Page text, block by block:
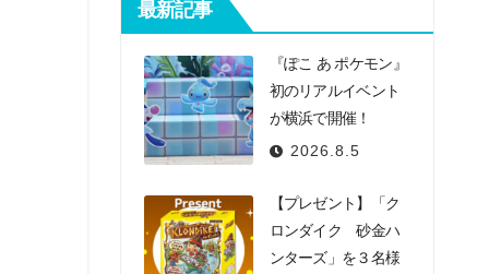
最新記事
『ぽこ あ ポケモン』
初のリアルイベント
が横浜で開催！
2026.8.5
【プレゼント】「ク
ロンダイク 砂金ハ
ンターズ」を３名様